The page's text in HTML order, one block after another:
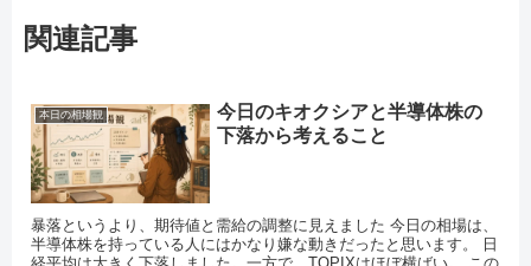
関連記事
本日の相場観
今日のキオクシアと半導体株の
下落から考えること
暴落というより、期待値と需給の調整に見えました 今日の相場は、
半導体株を持っている人にはかなり嫌な動きだったと思います。 日